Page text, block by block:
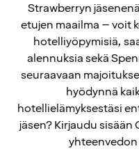
Strawberryn
etujen maailma – voit
hotelliyöpymisiä,
alennuksia sekä
seuraavaan
hyödynnä
hotellielämyksestäsi
jäsen? Kirjaudu